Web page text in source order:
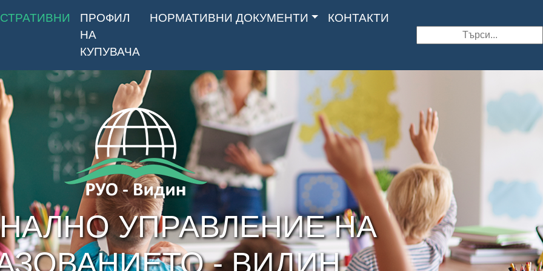
ПРОФИЛ
НА
КУПУВАЧА
НОРМАТИВНИ ДОКУМЕНТИ КОНТАКТИ
УПРАВЛЕНИЕ НА
- ВИДИН